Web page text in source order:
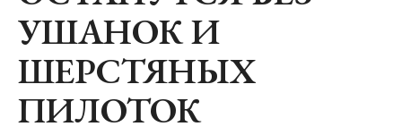
УШАНОК И
ШЕРСТЯНЫХ
ПИЛОТОК